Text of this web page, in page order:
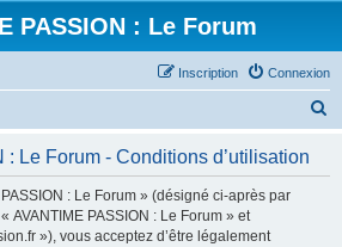
PASSION : Le Forum
Connexion
Inscription
: Le Forum - Conditions d’utilisation
: Le Forum » (désigné ci-après par
AVANTIME PASSION : Le Forum » et
»), vous acceptez d’être légalement